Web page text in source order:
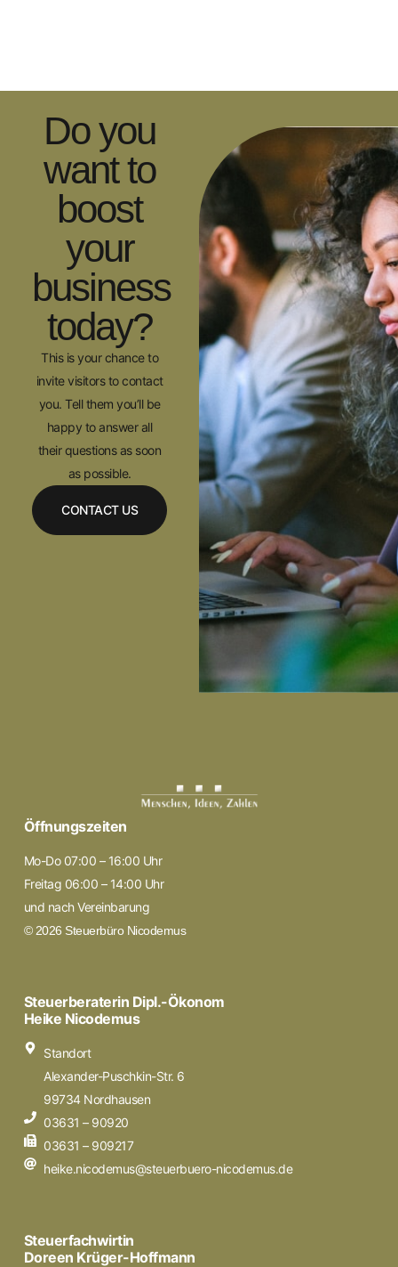
Do you
want to
boost
your
business
today?
This is your chance to
invite visitors to contact
you. Tell them you’ll be
happy to answer all
their questions as soon
as possible.
CONTACT US
Öffnungszeiten
Mo-Do 07:00 – 16:00 Uhr
Freitag 06:00 – 14:00 Uhr
und nach Vereinbarung
© 2026 Steuerbüro Nicodemus
Steuerberaterin Dipl.-Ökonom
Heike Nicodemus
Standort
Alexander-Puschkin-Str. 6
99734 Nordhausen
03631 – 90920
03631 – 909217
heike.nicodemus@steuerbuero-nicodemus.de
Steuerfachwirtin
Doreen Krüger-Hoffmann